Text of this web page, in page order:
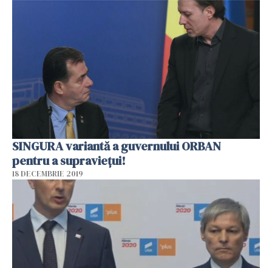
SINGURA variantă a guvernului ORBAN
pentru a supraviețui!
18 DECEMBRIE 2019